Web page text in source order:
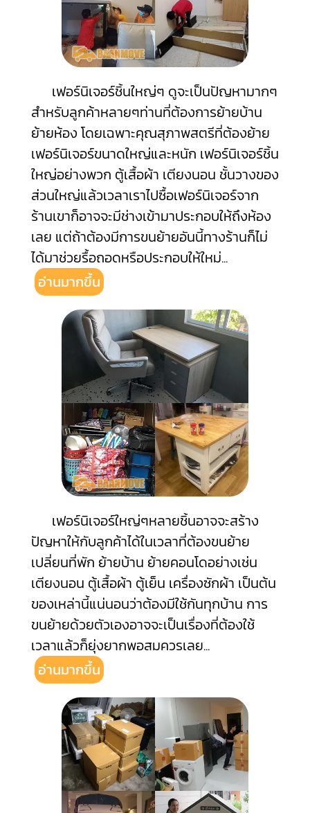
เฟอร์นิเจอร์ชิ้นใหญ่ๆ ดูจะเป็นปัญหามากๆ
สำหรับลูกค้าหลายๆท่านที่ต้องการย้ายบ้าน
ย้ายห้อง โดยเฉพาะคุณสุภาพสตรีที่ต้องย้าย
เฟอร์นิเจอร์ขนาดใหญ่และหนัก เฟอร์นิเจอร์ชิ้น
ใหญ่อย่างพวก ตู้เสื้อผ้า เตียงนอน ชั้นวางของ
ส่วนใหญ่แล้วเวลาเราไปซื้อเฟอร์นิเจอร์จาก
ร้านเขาก็อาจจะมีช่างเข้ามาประกอบให้ถึงห้อง
เลย แต่ถ้าต้องมีการขนย้ายอันนี้ทางร้านก็ไม่
ได้มาช่วยรื้อถอดหรือประกอบให้ใหม่...
อ่านมากขึ้น
เฟอร์นิเจอร์ใหญ่ๆหลายชิ้นอาจจะสร้าง
ปัญหาให้กับลูกค้าได้ในเวลาที่ต้องขนย้าย
เปลี่ยนที่พัก ย้ายบ้าน ย้ายคอนโดอย่างเช่น
เตียงนอน ตู้เสื้อผ้า ตู้เย็น เครื่องซักผ้า เป็นต้น
ของเหล่านี้แน่นอนว่าต้องมีใช้กันทุกบ้าน การ
ขนย้ายด้วยตัวเองอาจจะเป็นเรื่องที่ต้องใช้
เวลาแล้วก็ยุ่งยากพอสมควรเลย...
อ่านมากขึ้น